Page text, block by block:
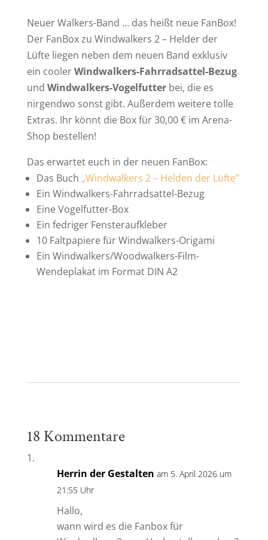
Neuer Walkers-Band … das heißt neue FanBox!
Der FanBox zu Windwalkers 2 – Helder der
Lüfte liegen neben dem neuen Band exklusiv
ein coolerWindwalkers-Fahrradsattel-Bezug
und Windwalkers-Vogelfutterbei, die es
nirgendwo sonst gibt. Außerdem weitere tolle
Extras. Ihr könnt die Box für 30,00 € im Arena-
Shop bestellen!
Das erwartet euch in der neuen FanBox:
Das Buch „Windwalkers 2 – Helden der Lüfte”
Ein Windwalkers-Fahrradsattel-Bezug
Eine Vogelfutter-Box
Ein fedriger Fensteraufkleber
10 Faltpapiere für Windwalkers-Origami
Ein Windwalkers/Woodwalkers-Film-
Wendeplakat im Format DIN A2
18 Kommentare
Herrin der Gestalten am 5. April 2026 um
21:55 Uhr
Hallo,
wann wird es die Fanbox für